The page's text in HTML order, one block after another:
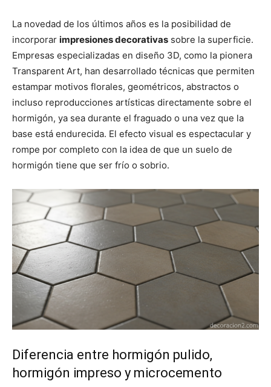
La novedad de los últimos años es la posibilidad de
incorporar impresiones decorativas sobre la superficie.
Empresas especializadas en diseño 3D, como la pionera
Transparent Art, han desarrollado técnicas que permiten
estampar motivos florales, geométricos, abstractos o
incluso reproducciones artísticas directamente sobre el
hormigón, ya sea durante el fraguado o una vez que la
base está endurecida. El efecto visual es espectacular y
rompe por completo con la idea de que un suelo de
hormigón tiene que ser frío o sobrio.
Diferencia entre hormigón pulido,
hormigón impreso y microcemento